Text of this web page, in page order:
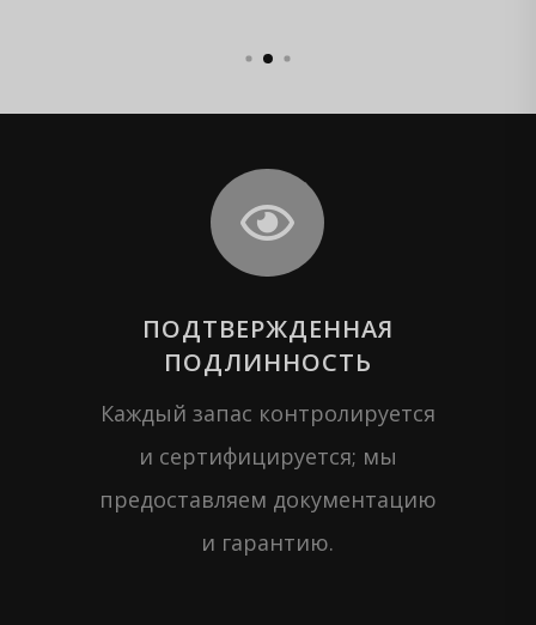

ПОДТВЕРЖДЕННАЯ
ПОДЛИННОСТЬ
Каждый запас контролируется
и сертифицируется; мы
предоставляем документацию
и гарантию.